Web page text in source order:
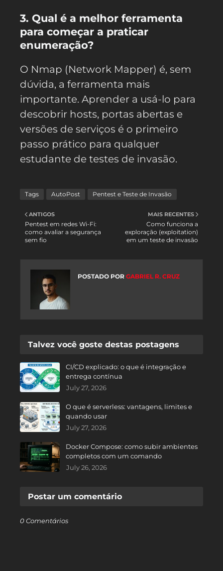
3. Qual é a melhor ferramenta
para começar a praticar
enumeração?
O Nmap (Network Mapper) é, sem
dúvida, a ferramenta mais
importante. Aprender a usá-lo para
descobrir hosts, portas abertas e
versões de serviços é o primeiro
passo prático para qualquer
estudante de testes de invasão.
Tags AutoPost Pentest e Teste de Invasão
MAIS RECENTES
Como funciona a
exploração (exploitation)
em um teste de invasão
ANTIGOS
Pentest em redes Wi-Fi:
como avaliar a segurança
sem fio
POSTADO POR GABRIEL R. CRUZ
Talvez você goste destas postagens
CI/CD explicado: o que é integração e
entrega contínua
July 27, 2026
O que é serverless: vantagens, limites e
quando usar
July 27, 2026
Docker Compose: como subir ambientes
completos com um comando
July 26, 2026
Postar um comentário
0 Comentários